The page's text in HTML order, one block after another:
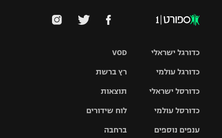
VOD
רץ ברשת
תוצאות
לוח שידורים
ברחבה
כדורגל ישראלי
גביע הטוטו
כדורגל עולמי
האלופות
ליגה
כדורסל ישראלי
סל
כדורסל עולמי
ענפים נוספים